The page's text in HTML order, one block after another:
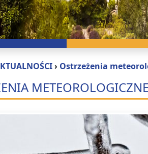
› Ostrzeżenia
METEOROLOGICZNE